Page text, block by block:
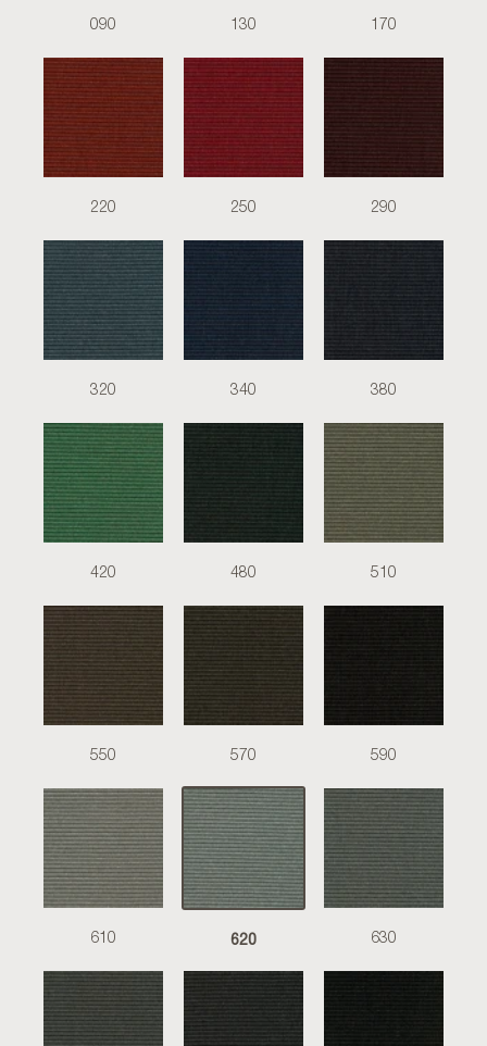
090 130 170
220 250 290
320 340 380
420 480 510
550 570 590
610 620 630